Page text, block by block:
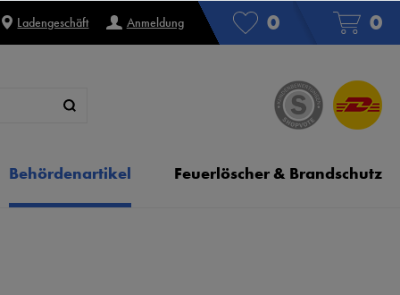
Ladengeschäft Anmeldung 0 0
Behördenartikel Feuerlöscher & Brandschutz